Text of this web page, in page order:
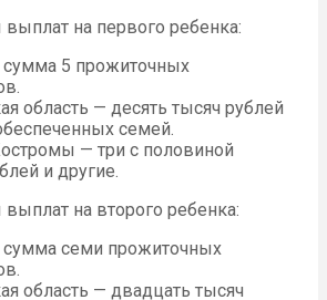
на первого ребенка:
5 прожиточных
область — десять тысяч рублей
семей.
— три с половиной
и другие.
на второго ребенка:
семи прожиточных
область — двадцать тысяч